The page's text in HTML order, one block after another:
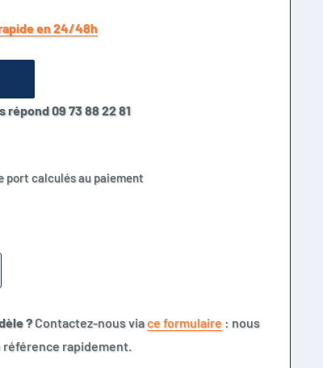
en 24/48h
répond 09 73 88 22 81
port calculés au paiement
?Contactez-nous viace formulaire : nous
rapidement.